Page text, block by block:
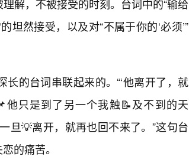
解，不被接受的时刻。台词中的“输给
然接受，以及对“不属于你的‘必须’”
的台词串联起来的。“‘他离开了，就
只是到了另一个我触📝及不到的天
旦💡离开，就再也回不来了。”这句台
的痛苦。